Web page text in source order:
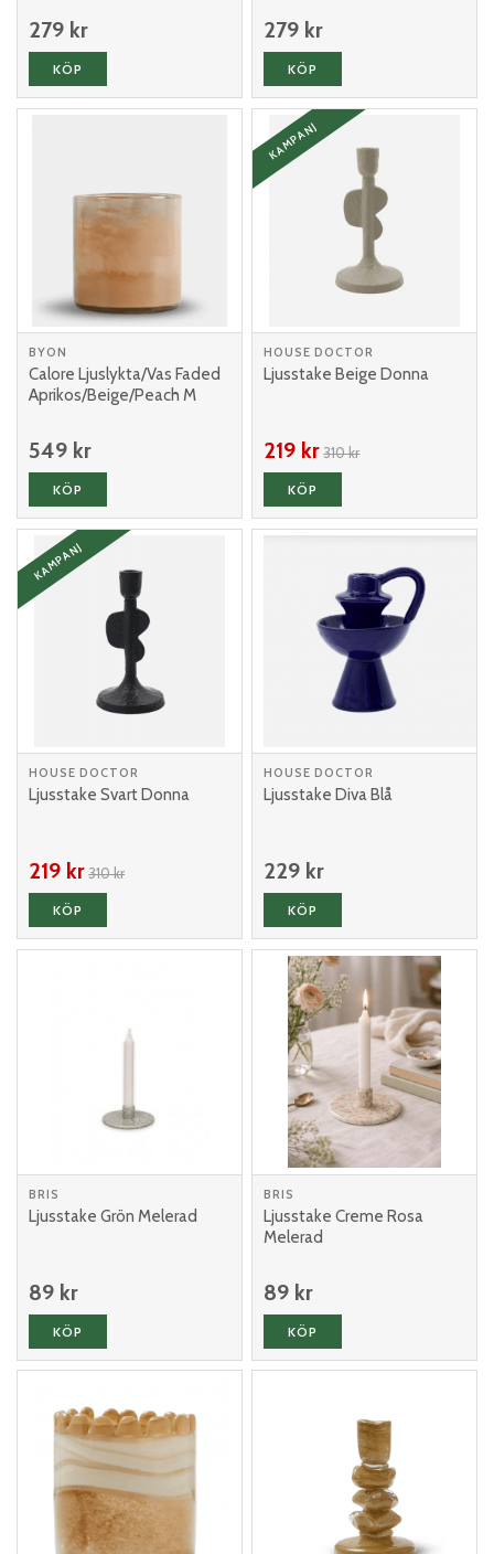
279 kr
KÖP
279 kr
KÖP
BYON
Calore Ljuslykta/Vas Faded
Aprikos/Beige/Peach M
549 kr
KÖP
HOUSE DOCTOR
Ljusstake Beige Donna
KAMPANJ
219 kr 310 kr
KÖP
HOUSE DOCTOR
Ljusstake Svart Donna
KAMPANJ
219 kr310 kr
KÖP
HOUSE DOCTOR
Ljusstake Diva Blå
229 kr
KÖP
BRIS
Ljusstake Grön Melerad
89 kr
KÖP
BRIS
Ljusstake Creme Rosa
Melerad
89 kr
KÖP